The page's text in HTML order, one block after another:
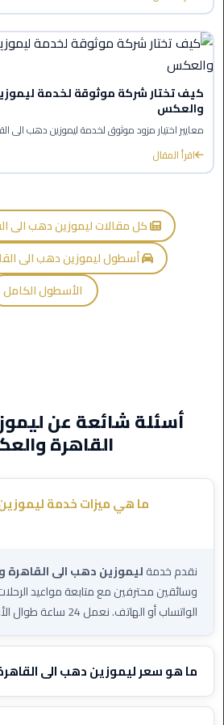
ليموزين
اون
لاين
ليموزين
الشروق
ليموزين
مدينتي
ليموزين
الرحاب
ليموزين
ليموزين
العاشر
من
رمضان
ليموزين
الزمالك
ليموزين
كيف تختار شركة موثوقة لخدمة
والعكس
معايير اختيار مزود موثوق لخدمة ليموزين دهب الى
اقرأ المقال
كل مقالات ليموزين دهب الى
أسطول ليموزين دهب الى
الأسطول الكامل
أسئلة شائعة عن
القاهرة
ما هي ميزات خدمة
نقدم خدمةليموزين دهب الى
وسائقين محترفين مع متابعة مواعيد الرحلات
الواتساب أو الهاتف. نعمل 24 ساعة طوال الأسبوع.
ما هو سعر ليموزين دهب الى
سعرليموزين دهب الى القاهرة